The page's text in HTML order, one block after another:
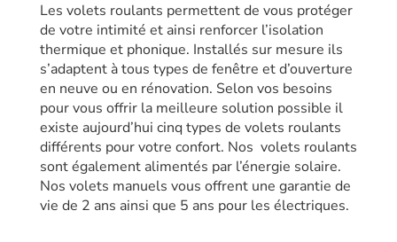
Les volets roulants permettent de vous protéger
de votre intimité et ainsi renforcer l’isolation
thermique et phonique. Installés sur mesure ils
s’adaptent à tous types de fenêtre et d’ouverture
en neuve ou en rénovation. Selon vos besoins
pour vous offrir la meilleure solution possible il
existe aujourd’hui cinq types de volets roulants
différents pour votre confort. Nos volets roulants
sont également alimentés par l’énergie solaire.
Nos volets manuels vous offrent une garantie de
vie de 2 ans ainsi que 5 ans pour les électriques.